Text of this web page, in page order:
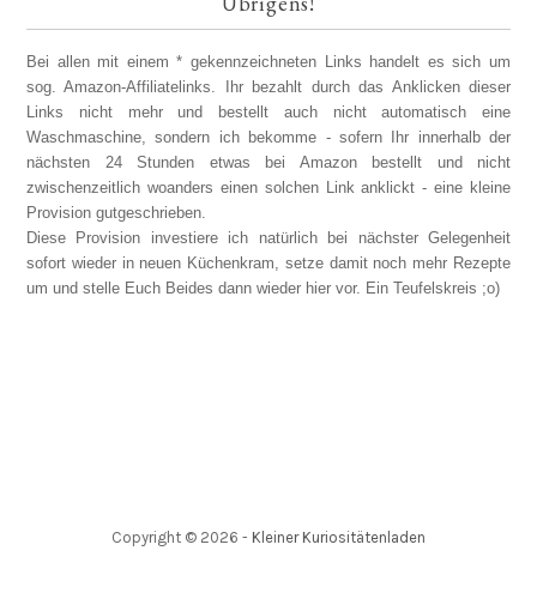
Bei allen mit einem * gekennzeichneten Links handelt es sich um
sog. Amazon-Affiliatelinks. Ihr bezahlt durch das Anklicken dieser
Links nicht mehr und bestellt auch nicht automatisch eine
Waschmaschine, sondern ich bekomme - sofern Ihr innerhalb der
nächsten 24 Stunden etwas bei Amazon bestellt und nicht
zwischenzeitlich woanders einen solchen Link anklickt - eine kleine
Provision gutgeschrieben.
Diese Provision investiere ich natürlich bei nächster Gelegenheit
sofort wieder in neuen Küchenkram, setze damit noch mehr Rezepte
um und stelle Euch Beides dann wieder hier vor. Ein Teufelskreis ;o)
Copyright © 2026 - Kleiner Kuriositätenladen